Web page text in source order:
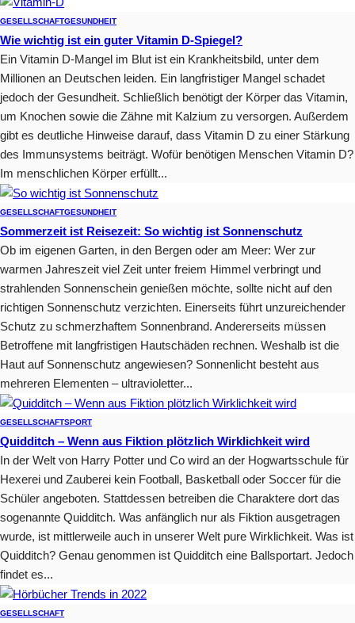
GESELLSCHAFTGESUNDHEIT
Wie wichtig ist ein guter Vitamin D-Spiegel?
Ein Vitamin D-Mangel im Blut ist ein Krankheitsbild, unter dem
Millionen an Deutschen leiden. Ein langfristiger Mangel schadet
jedoch der Gesundheit. Schließlich benötigt der Körper das Vitamin,
um Knochen sowie die Zähne mit Kalzium zu versorgen. Außerdem
gibt es deutliche Hinweise darauf, dass Vitamin D zu einer Stärkung
des Immunsystems beiträgt. Wofür benötigen Menschen Vitamin D?
Im menschlichen Körper erfüllt...
GESELLSCHAFTGESUNDHEIT
Sommerzeit ist Reisezeit: So wichtig ist Sonnenschutz
Ob im eigenen Garten, in den Bergen oder am Meer: Wer zur
warmen Jahreszeit viel Zeit unter freiem Himmel verbringt und
strahlenden Sonnenschein genießen möchte, sollte nicht auf den
richtigen Sonnenschutz verzichten. Einerseits führt unzureichender
Schutz zu schmerzhaftem Sonnenbrand. Andererseits müssen
Betroffene mit langfristigen Hautschäden rechnen. Weshalb ist die
Haut auf Sonnenschutz angewiesen? Sonnenlicht besteht aus
mehreren Elementen – ultravioletter...
GESELLSCHAFTSPORT
Quidditch – Wenn aus Fiktion plötzlich Wirklichkeit wird
In der Welt von Harry Potter und Co wird an der Hogwartsschule für
Hexerei und Zauberei kein Football, Basketball oder Soccer für die
Schüler angeboten. Stattdessen betreiben die Charaktere dort das
sogenannte Quidditch. Was anfänglich nur als Fiktion ausgetragen
wurde, ist mittlerweile auch in unserer Welt pure Wirklichkeit. Was ist
Quidditch? Genau genommen ist Quidditch eine Ballsportart. Jedoch
findet es...
GESELLSCHAFT